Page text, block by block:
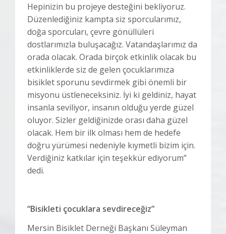
Hepinizin bu projeye desteğini bekliyoruz.
Düzenlediğiniz kampta siz sporcularımız,
doğa sporcuları, çevre gönüllüleri
dostlarımızla buluşacağız. Vatandaşlarımız da
orada olacak. Orada birçok etkinlik olacak bu
etkinliklerde siz de gelen çocuklarımıza
bisiklet sporunu sevdirmek gibi önemli bir
misyonu üstleneceksiniz. İyi ki geldiniz, hayat
insanla seviliyor, insanın olduğu yerde güzel
oluyor. Sizler geldiğinizde orası daha güzel
olacak. Hem bir ilk olması hem de hedefe
doğru yürümesi nedeniyle kıymetli bizim için.
Verdiğiniz katkılar için teşekkür ediyorum”
dedi.
“Bisikleti çocuklara sevdireceğiz”
Mersin Bisiklet Derneği Başkanı Süleyman